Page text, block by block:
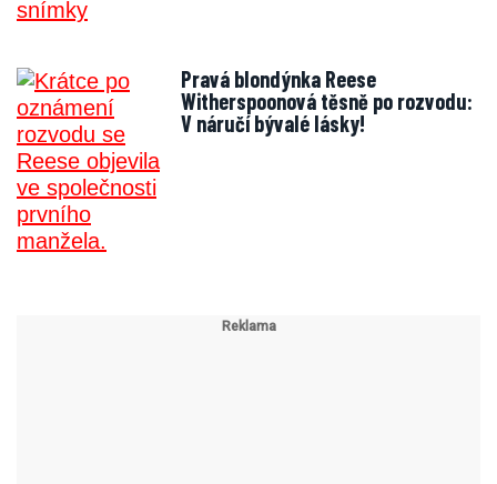
Pravá blondýnka Reese
Witherspoonová těsně po rozvodu:
V náručí bývalé lásky!